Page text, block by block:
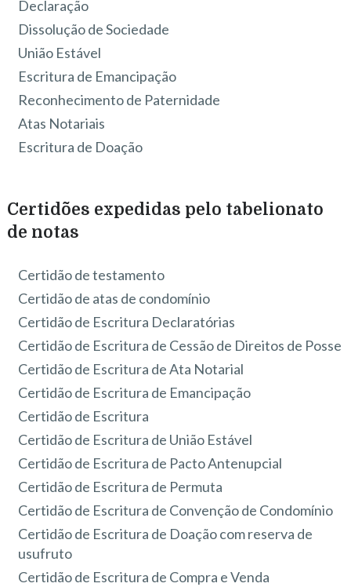
Declaração
Dissolução de Sociedade
União Estável
Escritura de Emancipação
Reconhecimento de Paternidade
Atas Notariais
Escritura de Doação
Certidões expedidas pelo tabelionato
de notas
Certidão de testamento
Certidão de atas de condomínio
Certidão de Escritura Declaratórias
Certidão de Escritura de Cessão de Direitos de Posse
Certidão de Escritura de Ata Notarial
Certidão de Escritura de Emancipação
Certidão de Escritura
Certidão de Escritura de União Estável
Certidão de Escritura de Pacto Antenupcial
Certidão de Escritura de Permuta
Certidão de Escritura de Convenção de Condomínio
Certidão de Escritura de Doação com reserva de
usufruto
Certidão de Escritura de Compra e Venda